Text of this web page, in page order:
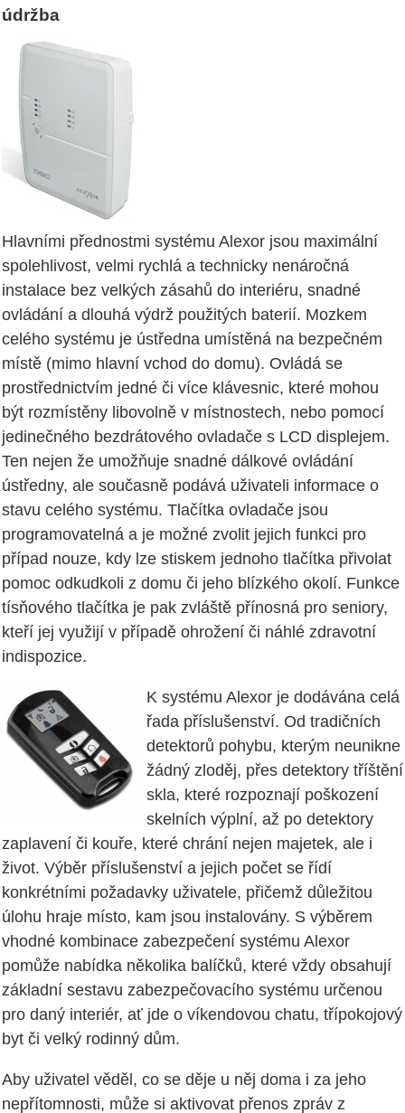
údržba
Hlavními přednostmi systému Alexor jsou maximální
spolehlivost, velmi rychlá a technicky nenáročná
instalace bez velkých zásahů do interiéru, snadné
ovládání a dlouhá výdrž použitých baterií. Mozkem
celého systému je ústředna umístěná na bezpečném
místě (mimo hlavní vchod do domu). Ovládá se
prostřednictvím jedné či více klávesnic, které mohou
být rozmístěny libovolně v místnostech, nebo pomocí
jedinečného bezdrátového ovladače s LCD displejem.
Ten nejen že umožňuje snadné dálkové ovládání
ústředny, ale současně podává uživateli informace o
stavu celého systému. Tlačítka ovladače jsou
programovatelná a je možné zvolit jejich funkci pro
případ nouze, kdy lze stiskem jednoho tlačítka přivolat
pomoc odkudkoli z domu či jeho blízkého okolí. Funkce
tísňového tlačítka je pak zvláště přínosná pro seniory,
kteří jej využijí v případě ohrožení či náhlé zdravotní
indispozice.
K systému Alexor je dodávána celá
řada příslušenství. Od tradičních
detektorů pohybu, kterým neunikne
žádný zloděj, přes detektory tříštění
skla, které rozpoznají poškození
skelních výplní, až po detektory
zaplavení či kouře, které chrání nejen majetek, ale i
život. Výběr příslušenství a jejich počet se řídí
konkrétními požadavky uživatele, přičemž důležitou
úlohu hraje místo, kam jsou instalovány. S výběrem
vhodné kombinace zabezpečení systému Alexor
pomůže nabídka několika balíčků, které vždy obsahují
základní sestavu zabezpečovacího systému určenou
pro daný interiér, ať jde o víkendovou chatu, třípokojový
byt či velký rodinný dům.
Aby uživatel věděl, co se děje u něj doma i za jeho
nepřítomnosti, může si aktivovat přenos zpráv z